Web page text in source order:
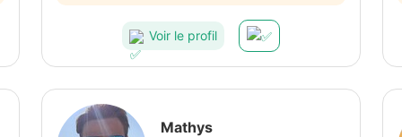
Voir le profil
Mathys